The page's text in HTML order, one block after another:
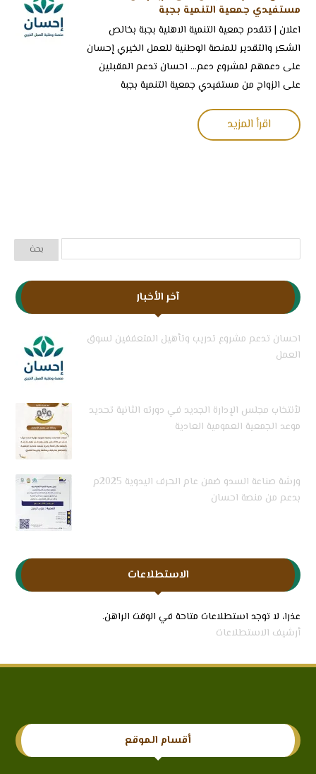
مستفيدي جمعية التنمية بجبة
‏اعلان | ‏تتقدم جمعية التنمية الاهلية بجبة بخالص
الشكر والتقدير للمنصة الوطنية للعمل الخيري إحسان
على دعمهم لمشروع دعم... احسان تدعم المقبلين
على الزواج من مستفيدي جمعية التنمية بجبة
اقرأ المزيد
آخر الأخبار
احسان تدعم مشروع تدريب وتأهيل المتعففين لسوق
العمل
لأنتخاب مجلس الإدارة الجديد في دورته الثانية تحديد
موعد الجمعية العمومية العادية
ورشة صناعة السدو ضمن عام الحرف اليدوية 2025م
بدعم من منصة احسان
الاستطلاعات
عذرا، لا توجد استطلاعات متاحة في الوقت الراهن.
أرشيف الاستطلاعات
أقسام الموقع